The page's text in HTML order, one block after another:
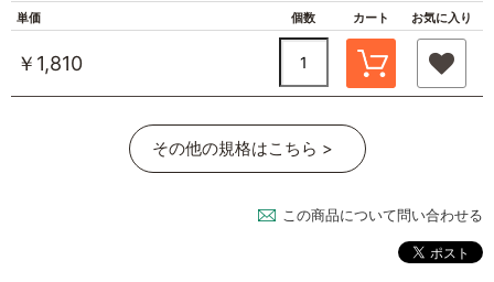
単価 個数 カート お気に入り
￥1,810
その他の規格はこちら >
この商品について問い合わせる